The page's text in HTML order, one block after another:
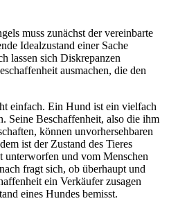
muss zunächst der vereinbarte
Idealzustand einer Sache
lassen sich Diskrepanzen
ausmachen, die den
einfach. Ein Hund ist ein vielfach
Seine Beschaffenheit, also die ihm
können unvorhersehbaren
ist der Zustand des Tieres
unterworfen und vom Menschen
fragt sich, ob überhaupt und
ein Verkäufer zusagen
eines Hundes bemisst.